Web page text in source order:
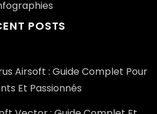
POSTS
Airsoft : Guide Complet Pour
Et Passionnés